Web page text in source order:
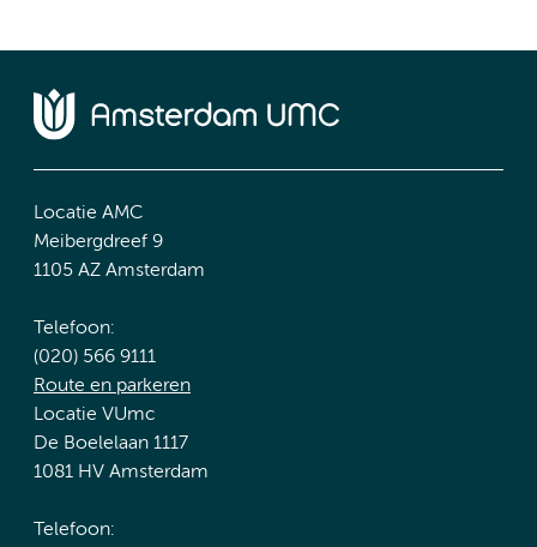
Locatie AMC
Meibergdreef 9
1105 AZ Amsterdam
Telefoon:
(020) 566 9111
Route en parkeren
Locatie VUmc
De Boelelaan 1117
1081 HV Amsterdam
Telefoon: